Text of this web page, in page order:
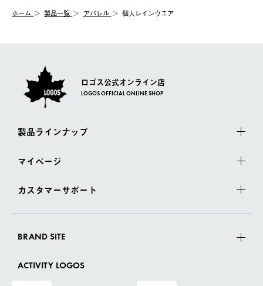
【配送業者】
佐川急便にて配送されます。
む）は受け付けておりません。
一度お手元の商品を返品いただき、ご希望商品を再注文してくだ
ホーム 製品一覧 アパレル 個人レインウエア
ロゴス公式オンライン店
LOGOS OFFICIAL ONLINE SHOP
製品ラインナップ
マイページ
カスタマーサポート
BRAND SITE
ACTIVITY LOGOS